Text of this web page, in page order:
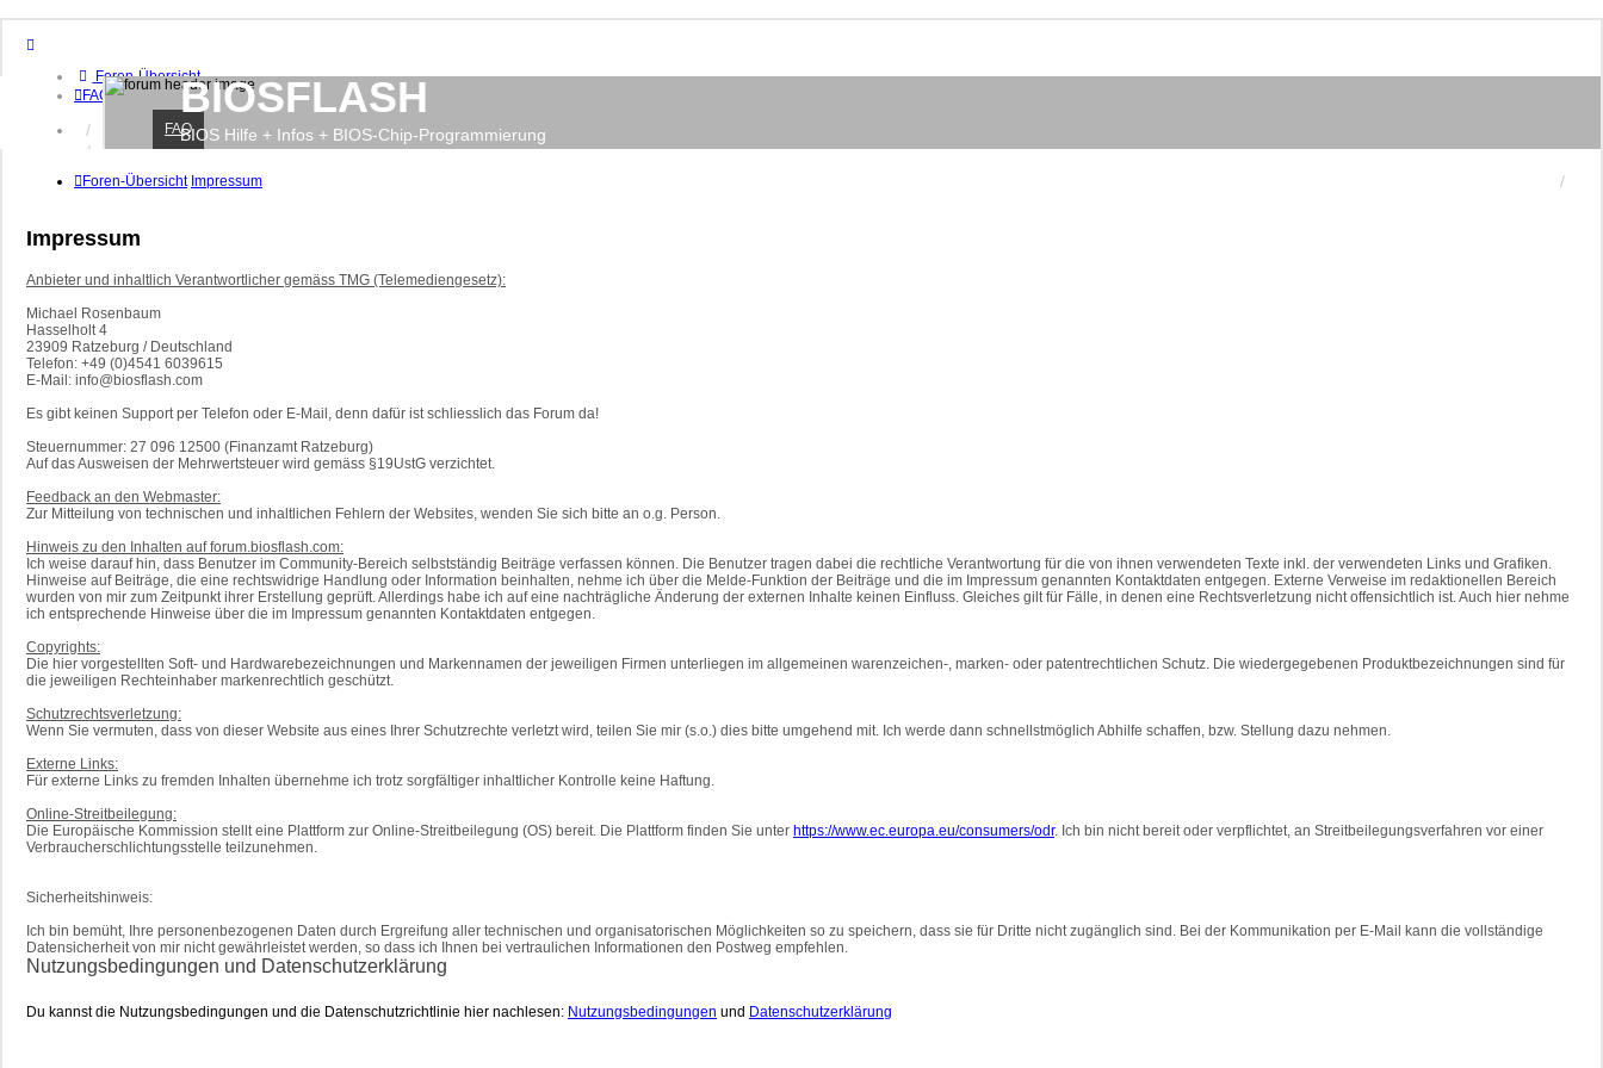
Foren-Übersicht
FAQ
Anmelden
Registrieren
BIOSFLASH
BIOS Hilfe + Infos + BIOS-Chip-Programmierung
FAQ
Foren-Übersicht Impressum
Impressum
Anbieter und inhaltlich Verantwortlicher gemäss TMG (Telemediengesetz):
Michael Rosenbaum
Hasselholt 4
23909 Ratzeburg / Deutschland
Telefon: +49 (0)4541 6039615
E-Mail: info@biosflash.com
Es gibt keinen Support per Telefon oder E-Mail, denn dafür ist schliesslich das Forum da!
Steuernummer: 27 096 12500 (Finanzamt Ratzeburg)
Auf das Ausweisen der Mehrwertsteuer wird gemäss §19UstG verzichtet.
Feedback an den Webmaster:
Zur Mitteilung von technischen und inhaltlichen Fehlern der Websites, wenden Sie sich bitte an o.g. Person.
Hinweis zu den Inhalten auf forum.biosflash.com:
Ich weise darauf hin, dass Benutzer im Community-Bereich selbstständig Beiträge verfassen können. Die Benutzer tragen dabei die rechtliche Verantwortung für die von ihnen verwendeten Texte inkl. der verwendeten Links und Grafiken.
Hinweise auf Beiträge, die eine rechtswidrige Handlung oder Information beinhalten, nehme ich über die Melde-Funktion der Beiträge und die im Impressum genannten Kontaktdaten entgegen. Externe Verweise im redaktionellen Bereich
wurden von mir zum Zeitpunkt ihrer Erstellung geprüft. Allerdings habe ich auf eine nachträgliche Änderung der externen Inhalte keinen Einfluss. Gleiches gilt für Fälle, in denen eine Rechtsverletzung nicht offensichtlich ist. Auch hier nehme
ich entsprechende Hinweise über die im Impressum genannten Kontaktdaten entgegen.
Copyrights:
Die hier vorgestellten Soft- und Hardwarebezeichnungen und Markennamen der jeweiligen Firmen unterliegen im allgemeinen warenzeichen-, marken- oder patentrechtlichen Schutz. Die wiedergegebenen Produktbezeichnungen sind für
die jeweiligen Rechteinhaber markenrechtlich geschützt.
Schutzrechtsverletzung:
Wenn Sie vermuten, dass von dieser Website aus eines Ihrer Schutzrechte verletzt wird, teilen Sie mir (s.o.) dies bitte umgehend mit. Ich werde dann schnellstmöglich Abhilfe schaffen, bzw. Stellung dazu nehmen.
Externe Links:
Für externe Links zu fremden Inhalten übernehme ich trotz sorgfältiger inhaltlicher Kontrolle keine Haftung.
Online-Streitbeilegung:
Die Europäische Kommission stellt eine Plattform zur Online-Streitbeilegung (OS) bereit. Die Plattform finden Sie unter https://www.ec.europa.eu/consumers/odr. Ich bin nicht bereit oder verpflichtet, an Streitbeilegungsverfahren vor einer
Verbraucherschlichtungsstelle teilzunehmen.
Sicherheitshinweis:
Ich bin bemüht, Ihre personenbezogenen Daten durch Ergreifung aller technischen und organisatorischen Möglichkeiten so zu speichern, dass sie für Dritte nicht zugänglich sind. Bei der Kommunikation per E-Mail kann die vollständige
Datensicherheit von mir nicht gewährleistet werden, so dass ich Ihnen bei vertraulichen Informationen den Postweg empfehlen.
Nutzungsbedingungen und Datenschutzerklärung
Du kannst die Nutzungsbedingungen und die Datenschutzrichtlinie hier nachlesen: Nutzungsbedingungen und Datenschutzerklärung